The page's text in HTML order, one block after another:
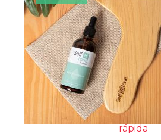
rápida